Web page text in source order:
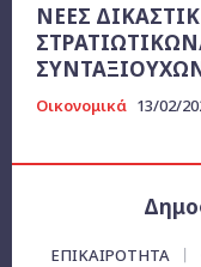
ΝΕΕΣ
Οικονομικά 13/02/
ΕΠΙΚΑΙΡΌΤΗΤΑ